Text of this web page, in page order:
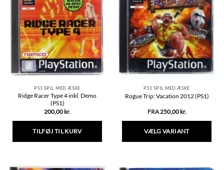
varianter.
Mulighederne
kan
vælges
på
varesiden
varianter.
Mulighederne
kan
vælges
på
varesiden
PS1 SPIL MED ÆSKE
Ridge Racer Type 4 inkl. Demo
(PS1)
200,00 kr.
TILFØJ TIL KURV
PS1 SPIL MED ÆSKE
Rogue Trip: Vacation 2012 (PS1)
FRA250,00 kr.
VÆLG VARIANT